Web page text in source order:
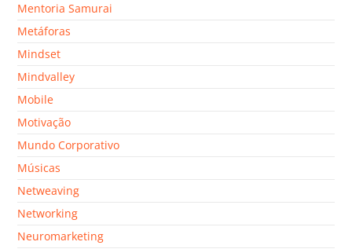
Mentoria Samurai
Metáforas
Mindset
Mindvalley
Mobile
Motivação
Mundo Corporativo
Músicas
Netweaving
Networking
Neuromarketing